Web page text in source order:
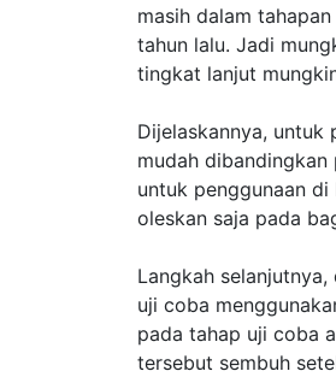
masih dalam
tahun lalu. Jadi
tingkat lanjut
Dijelaskannya, untuk
mudah dibandingkan
untuk penggunaan
oleskan saja pada
Langkah
uji coba
pada tahap uji coba
tersebut sembuh